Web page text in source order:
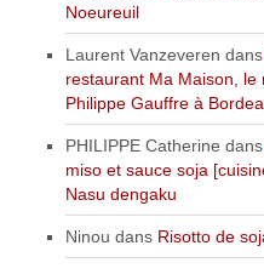
Noeureuil
Laurent Vanzeveren dans
restaurant Ma Maison, le
Philippe Gauffre à
PHILIPPE Catherine
miso et sauce soja
Nasu dengaku
Ninou dans Risotto de